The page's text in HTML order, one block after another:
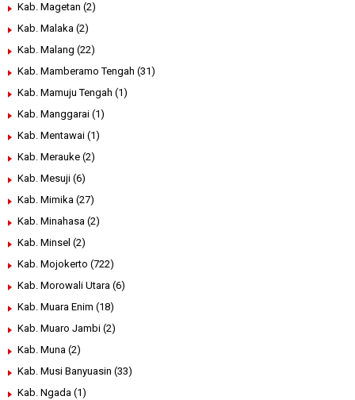
Kab. Magetan (2)
Kab. Malaka (2)
Kab. Malang (22)
Kab. Mamberamo Tengah (31)
Kab. Mamuju Tengah (1)
Kab. Manggarai (1)
Kab. Mentawai (1)
Kab. Merauke (2)
Kab. Mesuji (6)
Kab. Mimika (27)
Kab. Minahasa (2)
Kab. Minsel (2)
Kab. Mojokerto (722)
Kab. Morowali Utara (6)
Kab. Muara Enim (18)
Kab. Muaro Jambi (2)
Kab. Muna (2)
Kab. Musi Banyuasin (33)
Kab. Ngada (1)